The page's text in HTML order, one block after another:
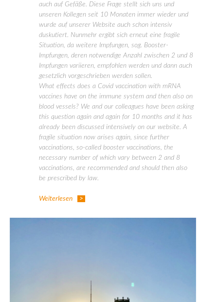
auch auf Gefäße. Diese Frage stellt sich uns und
unseren Kollegen seit 10 Monaten immer wieder und
wurde auf unserer Website auch schon intensiv
duskutiert. Nunmehr ergibt sich erneut eine fragile
Situation, da weitere Impfungen, sog. Booster-
Impfungen, deren notwendige Anzahl zwischen 2 und 8
Impfungen variieren, empfohlen werden und dann auch
gesetzlich vorgeschrieben werden sollen.
What effects does a Covid vaccination with mRNA
vaccines have on the immune system and then also on
blood vessels? We and our colleagues have been asking
this question again and again for 10 months and it has
already been discussed intensively on our website. A
fragile situation now arises again, since further
vaccinations, so-called booster vaccinations, the
necessary number of which vary between 2 and 8
vaccinations, are recommended and should then also
be prescribed by law.
Weiterlesen